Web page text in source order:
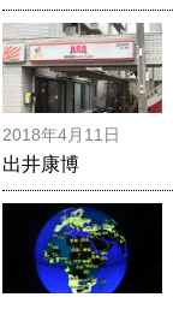
2018年4月11日
出井康博